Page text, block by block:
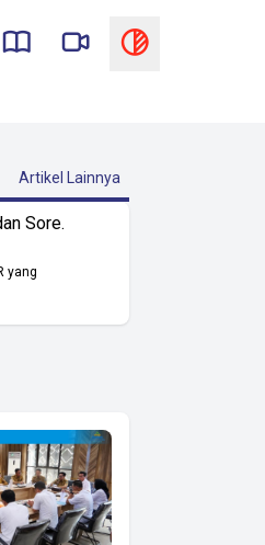
Artikel Lainnya
Sore.
yang